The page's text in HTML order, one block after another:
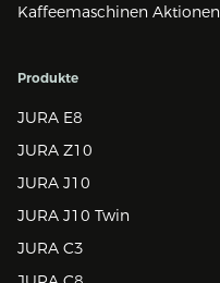
Kaffeemaschinen Aktionen
Produkte
JURA E8
JURA Z10
JURA J10
JURA J10 Twin
JURA C3